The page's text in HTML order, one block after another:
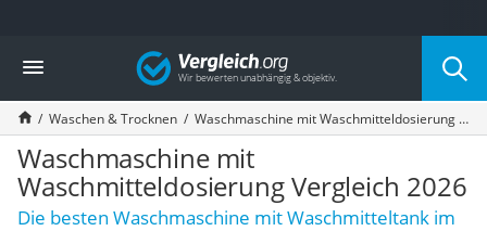
Die beliebtesten Vergleiche nach Kategorie
Haushalt
Wassersprudler
Zentralstaubsauger
Brotbackautomat
Wischroboter
Wäschespinne
Industriestaubsauger
Vergleich
Waschen & Trocknen Waschmaschine mit Waschmitteldosierung Vergleich 2026
Waschmaschine mit
Waschmitteldosierung Vergleich 2026
Die besten Waschmaschine mit Waschmitteltank im